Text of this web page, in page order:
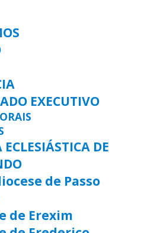
EXECUTIVO
DE
de Passo
de Erexim